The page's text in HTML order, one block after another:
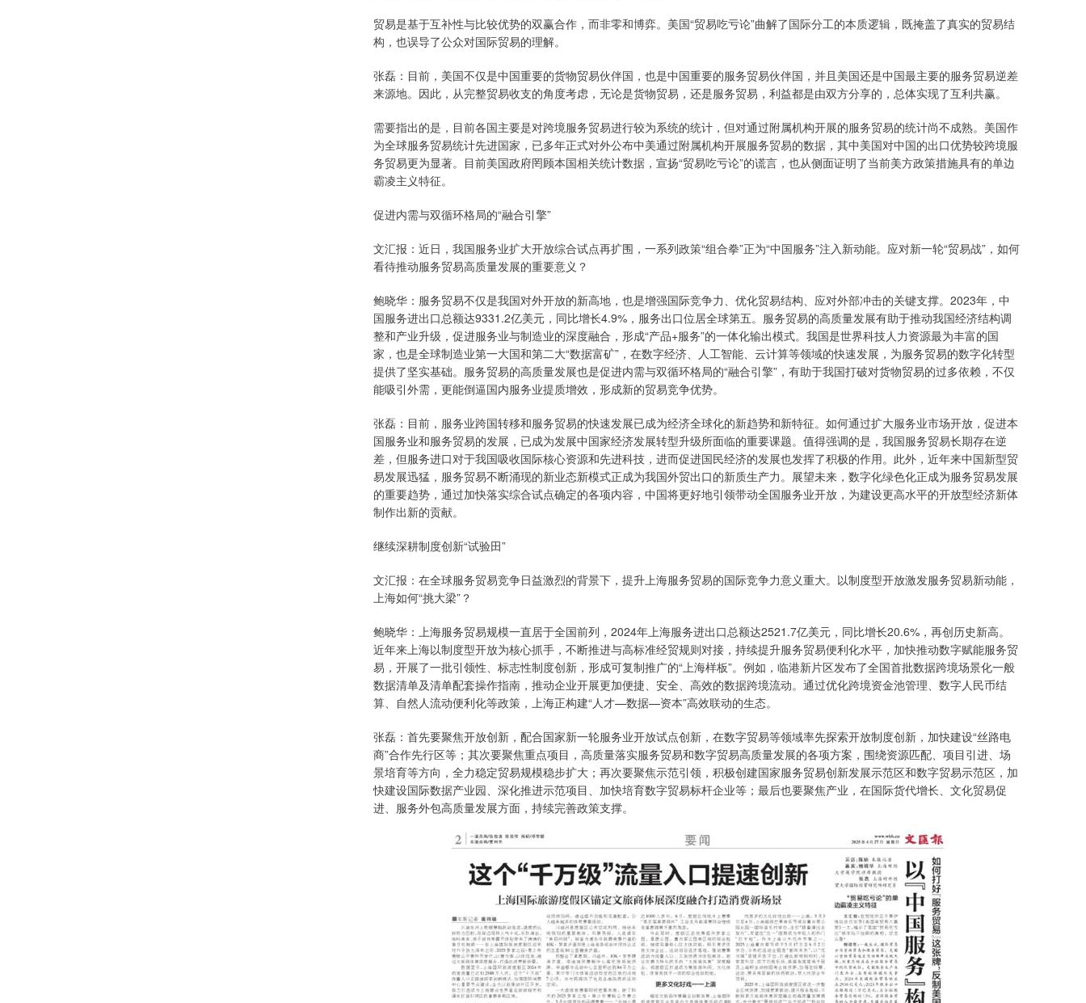
贸易是基于互补性与比较优势的双赢合作，而非零和博弈。美国“贸易吃亏论”曲解了国际分工的本质逻辑，既掩盖了真实的贸易结
构，也误导了公众对国际贸易的理解。
张磊：目前，美国不仅是中国重要的货物贸易伙伴国，也是中国重要的服务贸易伙伴国，并且美国还是中国最主要的服务贸易逆差
来源地。因此，从完整贸易收支的角度考虑，无论是货物贸易，还是服务贸易，利益都是由双方分享的，总体实现了互利共赢。
需要指出的是，目前各国主要是对跨境服务贸易进行较为系统的统计，但对通过附属机构开展的服务贸易的统计尚不成熟。美国作
为全球服务贸易统计先进国家，已多年正式对外公布中美通过附属机构开展服务贸易的数据，其中美国对中国的出口优势较跨境服
务贸易更为显著。目前美国政府罔顾本国相关统计数据，宣扬“贸易吃亏论”的谎言，也从侧面证明了当前美方政策措施具有的单边
霸凌主义特征。
促进内需与双循环格局的“融合引擎”
文汇报：近日，我国服务业扩大开放综合试点再扩围，一系列政策“组合拳”正为“中国服务”注入新动能。应对新一轮“贸易战”，如何
看待推动服务贸易高质量发展的重要意义？
鲍晓华：服务贸易不仅是我国对外开放的新高地，也是增强国际竞争力、优化贸易结构、应对外部冲击的关键支撑。2023年，中
国服务进出口总额达9331.2亿美元，同比增长4.9%，服务出口位居全球第五。服务贸易的高质量发展有助于推动我国经济结构调
整和产业升级，促进服务业与制造业的深度融合，形成“产品+服务”的一体化输出模式。我国是世界科技人力资源最为丰富的国
家，也是全球制造业第一大国和第二大“数据富矿”，在数字经济、人工智能、云计算等领域的快速发展，为服务贸易的数字化转型
提供了坚实基础。服务贸易的高质量发展也是促进内需与双循环格局的“融合引擎”，有助于我国打破对货物贸易的过多依赖，不仅
能吸引外需，更能倒逼国内服务业提质增效，形成新的贸易竞争优势。
张磊：目前，服务业跨国转移和服务贸易的快速发展已成为经济全球化的新趋势和新特征。如何通过扩大服务业市场开放，促进本
国服务业和服务贸易的发展，已成为发展中国家经济发展转型升级所面临的重要课题。值得强调的是，我国服务贸易长期存在逆
差，但服务进口对于我国吸收国际核心资源和先进科技，进而促进国民经济的发展也发挥了积极的作用。此外，近年来中国新型贸
易发展迅猛，服务贸易不断涌现的新业态新模式正成为我国外贸出口的新质生产力。展望未来，数字化绿色化正成为服务贸易发展
的重要趋势，通过加快落实综合试点确定的各项内容，中国将更好地引领带动全国服务业开放，为建设更高水平的开放型经济新体
制作出新的贡献。
继续深耕制度创新“试验田”
文汇报：在全球服务贸易竞争日益激烈的背景下，提升上海服务贸易的国际竞争力意义重大。以制度型开放激发服务贸易新动能，
上海如何“挑大梁”？
鲍晓华：上海服务贸易规模一直居于全国前列，2024年上海服务进出口总额达2521.7亿美元，同比增长20.6%，再创历史新高。
近年来上海以制度型开放为核心抓手，不断推进与高标准经贸规则对接，持续提升服务贸易便利化水平，加快推动数字赋能服务贸
易，开展了一批引领性、标志性制度创新，形成可复制推广的“上海样板”。例如，临港新片区发布了全国首批数据跨境场景化一般
数据清单及清单配套操作指南，推动企业开展更加便捷、安全、高效的数据跨境流动。通过优化跨境资金池管理、数字人民币结
算、自然人流动便利化等政策，上海正构建“人才—数据—资本”高效联动的生态。
张磊：首先要聚焦开放创新，配合国家新一轮服务业开放试点创新，在数字贸易等领域率先探索开放制度创新，加快建设“丝路电
商”合作先行区等；其次要聚焦重点项目，高质量落实服务贸易和数字贸易高质量发展的各项方案，围绕资源匹配、项目引进、场
景培育等方向，全力稳定贸易规模稳步扩大；再次要聚焦示范引领，积极创建国家服务贸易创新发展示范区和数字贸易示范区，加
快建设国际数据产业园、深化推进示范项目、加快培育数字贸易标杆企业等；最后也要聚焦产业，在国际货代增长、文化贸易促
进、服务外包高质量发展方面，持续完善政策支撑。